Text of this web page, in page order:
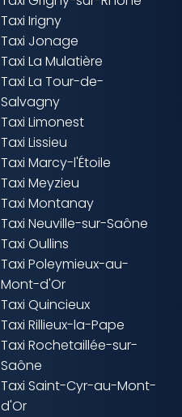
Taxi Irigny
Taxi Jonage
Taxi La Mulatière
Taxi La Tour-de-
Salvagny
Taxi Limonest
Taxi Lissieu
Taxi Marcy-l'Étoile
Taxi Meyzieu
Taxi Montanay
Taxi Neuville-sur-Saône
Taxi Oullins
Taxi Poleymieux-au-
Mont-d'Or
Taxi Quincieux
Taxi Rillieux-la-Pape
Taxi Rochetaillée-sur-
Saône
Taxi Saint-Cyr-au-Mont-
d'Or